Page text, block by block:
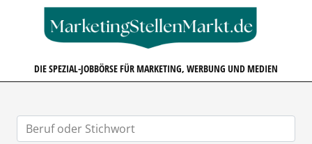
DIE SPEZIAL-JOBBÖRSE FÜR MARKETING, WERBUNG UND MEDIEN